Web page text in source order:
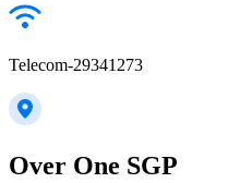
Telecom-29341273
Over One SGP